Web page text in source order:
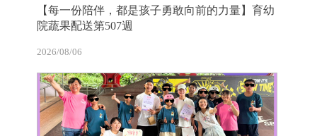
【每一份陪伴，都是孩子勇敢向前的力量】育幼
院蔬果配送第507週
2026/08/06